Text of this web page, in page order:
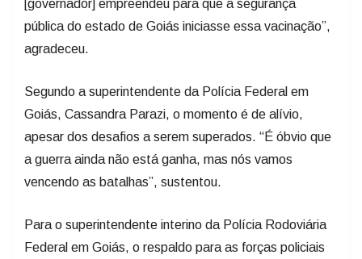
[governador] empreendeu para que a segurança
pública do estado de Goiás iniciasse essa vacinação”,
agradeceu.
Segundo a superintendente da Polícia Federal em
Goiás, Cassandra Parazi, o momento é de alívio,
apesar dos desafios a serem superados. “É óbvio que
a guerra ainda não está ganha, mas nós vamos
vencendo as batalhas”, sustentou.
Para o superintendente interino da Polícia Rodoviária
Federal em Goiás, o respaldo para as forças policiais